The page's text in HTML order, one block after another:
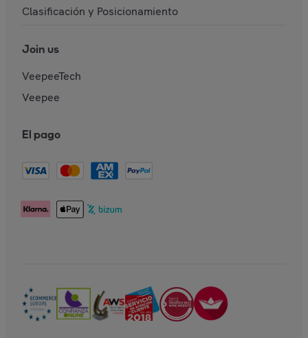
Clasificación y Posicionamiento
Join us
VeepeeTech
Veepee
El pago